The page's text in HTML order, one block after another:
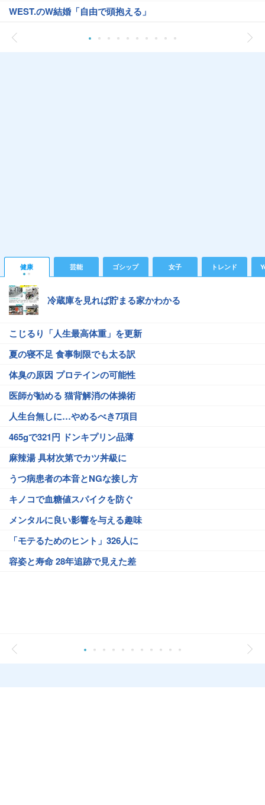
WEST.のW結婚「自由で頭抱える」
健康 芸能 ゴシップ 女子 トレンド
冷蔵庫を見れば貯まる家かわかる
こじるり「人生最高体重」を更新
夏の寝不足 食事制限でも太る訳
体臭の原因 プロテインの可能性
医師が勧める 猫背解消の体操術
人生台無しに…やめるべき7項目
465gで321円 ドンキプリン品薄
麻辣湯 具材次第でカツ丼級に
うつ病患者の本音とNGな接し方
キノコで血糖値スパイクを防ぐ
メンタルに良い影響を与える趣味
「モテるためのヒント」326人に
容姿と寿命 28年追跡で見えた差